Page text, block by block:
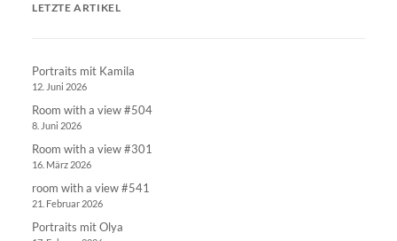
LETZTE ARTIKEL
Portraits mit Kamila
12. Juni 2026
Room with a view #504
8. Juni 2026
Room with a view #301
16. März 2026
room with a view #541
21. Februar 2026
Portraits mit Olya